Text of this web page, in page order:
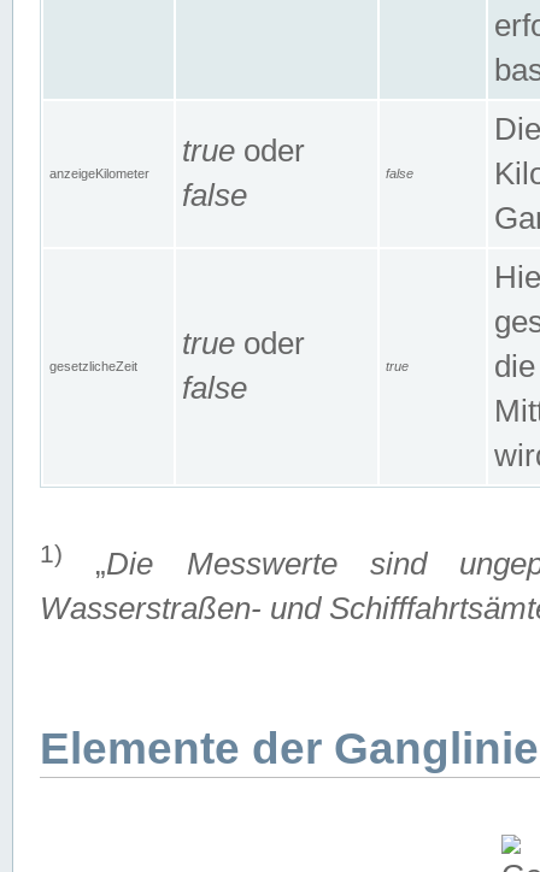
anzeigeKilometer
true oder
false
false
gesetzlicheZeit
true oder
false
true
1) „Die Messwerte sind
Wasserstraßen- und
Elemente der